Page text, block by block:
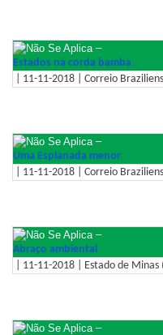
–
Estados na corda bamba
| 11-11-2018 | Correio
–
Uma Esplanada menor
| 11-11-2018 | Correio
–
Abraço ambiental
| 11-11-2018 | Estado de Minas
–